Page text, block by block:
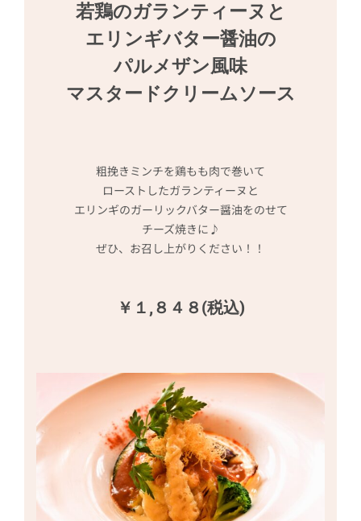
若鶏のガランティーヌと
エリンギバター醤油の
パルメザン風味
マスタードクリームソース
粗挽きミンチを鶏もも肉で巻いて
ローストしたガランティーヌと
エリンギのガーリックバター醤油をのせて
チーズ焼きに♪
ぜひ、お召し上がりください！！
￥１,８４８(税込)